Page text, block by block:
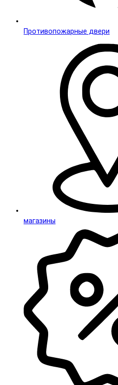
Противопожарные двери
магазины